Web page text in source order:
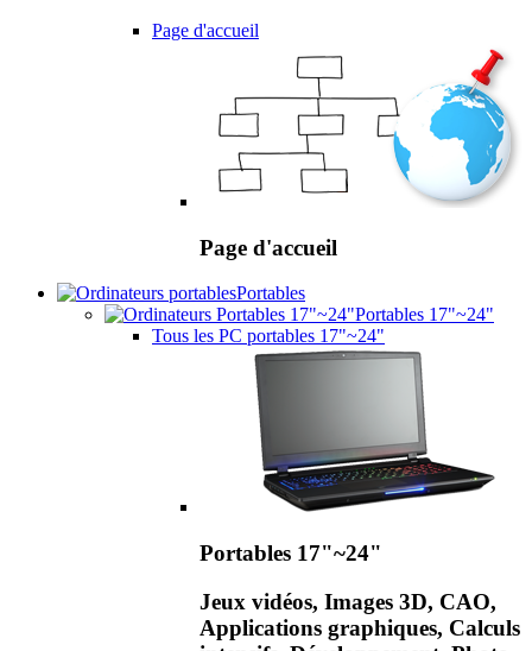
Page d'accueil
Page d'accueil
Portables
Portables 17"~24"
Tous les PC portables 17"~24"
Portables 17"~24"
Jeux vidéos, Images 3D, CAO,
Applications graphiques, Calculs